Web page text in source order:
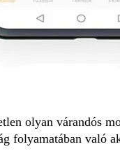
olyan várandós
folyamatában való